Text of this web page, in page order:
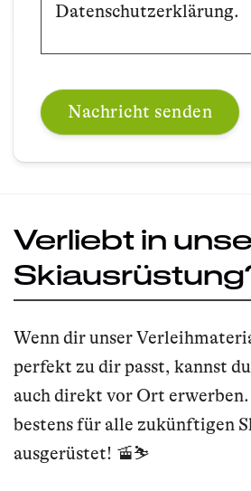
Datenschutzerklärung.
Verliebt in
Wenn dir unser
perfekt zu dir passt, kannst
auch direkt vor Ort erwerben.
bestens für alle zukünftigen
ausgerüstet! 🚡⛷️